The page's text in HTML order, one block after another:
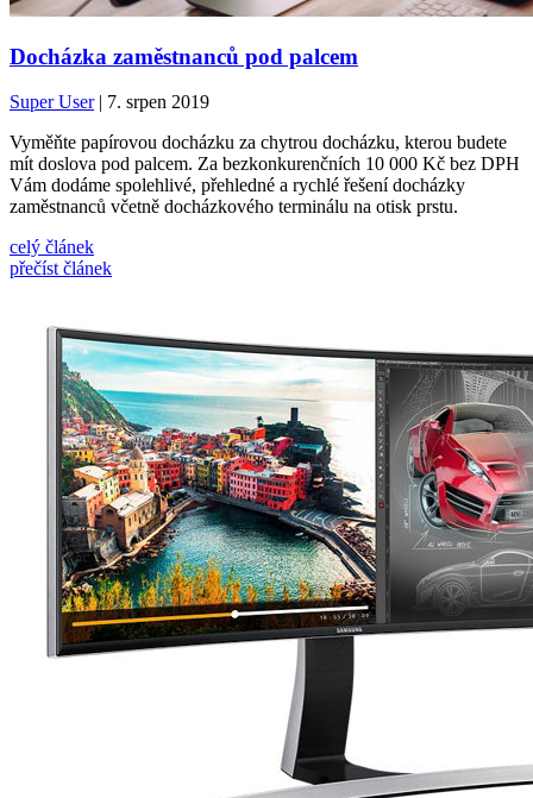
Docházka zaměstnanců pod palcem
Super User| 7. srpen 2019
Vyměňte papírovou docházku za chytrou docházku, kterou budete
mít doslova pod palcem. Za bezkonkurenčních 10 000 Kč bez DPH
Vám dodáme spolehlivé, přehledné a rychlé řešení docházky
zaměstnanců včetně docházkového terminálu na otisk prstu.
celý článek
přečíst článek